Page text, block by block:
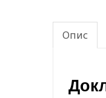
Опис